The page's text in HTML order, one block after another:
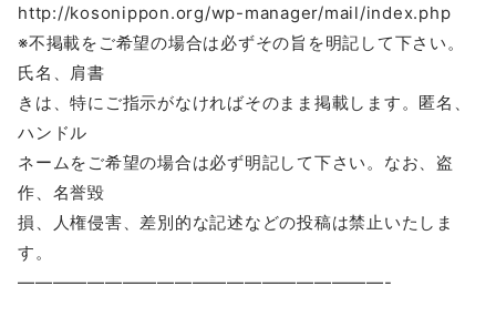
http://kosonippon.org/wp-manager/mail/index.php
※不掲載をご希望の場合は必ずその旨を明記して下さい。
氏名、肩書
きは、特にご指示がなければそのまま掲載します。匿名、
ハンドル
ネームをご希望の場合は必ず明記して下さい。なお、盗
作、名誉毀
損、人権侵害、差別的な記述などの投稿は禁止いたしま
す。
—————————————————————-